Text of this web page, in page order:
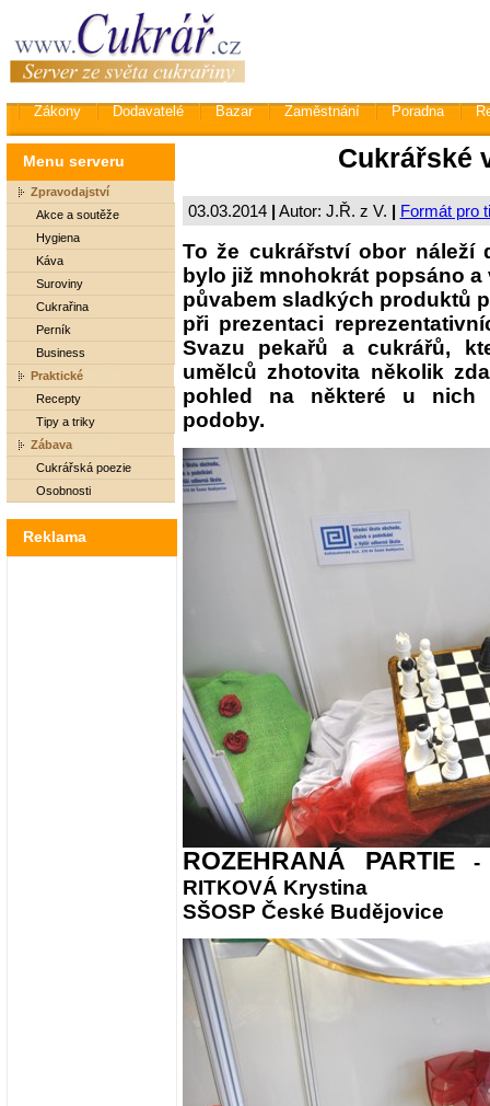
Zákony Dodavatelé Bazar Zaměstnání Poradna
Menu serveru
Zpravodajství
Akce a soutěže
Hygiena
Káva
Suroviny
Cukrařina
Perník
Business
Praktické
Recepty
Tipy a triky
Zábava
Cukrářská poezie
Osobnosti
Reklama
Cukrářské
03.03.2014 | Autor: J.Ř. z V. | Formát pro
To že cukrářství obor náleží
bylo již mnohokrát popsáno
půvabem sladkých produktů
při prezentaci
Svazu pekařů a cukrářů,
umělců zhotovita několik
pohled na některé u nich
podoby.
ROZEHRANÁ PARTIE-
RITKOVÁ Krystina
SŠOSP České Budějovice